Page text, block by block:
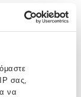
σας,
να